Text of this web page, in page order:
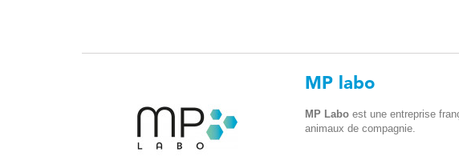
MP labo
MP Laboest une entreprise
animaux de compagnie.